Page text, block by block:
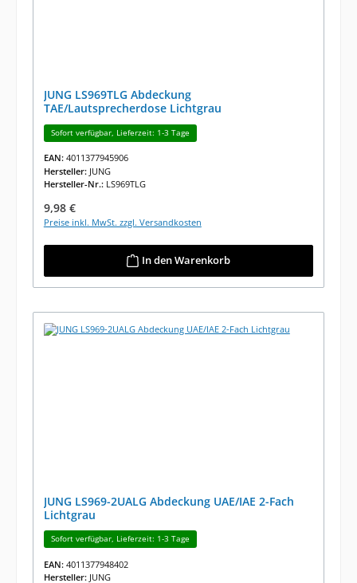
JUNG LS969TLG Abdeckung
TAE/Lautsprecherdose Lichtgrau
Sofort verfügbar, Lieferzeit: 1-3 Tage
EAN: 4011377945906
Hersteller: JUNG
Hersteller-Nr.: LS969TLG
Regulärer Preis:
9,98 €
Preise inkl. MwSt. zzgl. Versandkosten
In den Warenkorb
JUNG LS969-2UALG Abdeckung UAE/IAE 2-Fach
Lichtgrau
Sofort verfügbar, Lieferzeit: 1-3 Tage
EAN: 4011377948402
Hersteller: JUNG